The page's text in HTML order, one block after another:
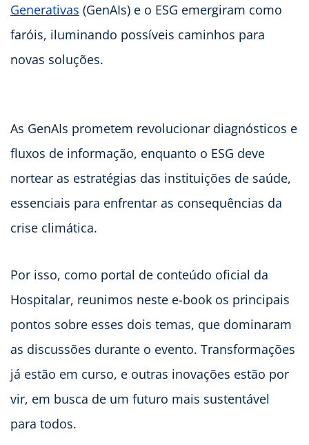
Generativas (GenAIs) e o ESG emergiram como
faróis, iluminando possíveis caminhos para
novas soluções.
As GenAIs prometem revolucionar diagnósticos e
fluxos de informação, enquanto o ESG deve
nortear as estratégias das instituições de saúde,
essenciais para enfrentar as consequências da
crise climática.
Por isso, como portal de conteúdo oficial da
Hospitalar, reunimos neste e-book os principais
pontos sobre esses dois temas, que dominaram
as discussões durante o evento. Transformações
já estão em curso, e outras inovações estão por
vir, em busca de um futuro mais sustentável
para todos.